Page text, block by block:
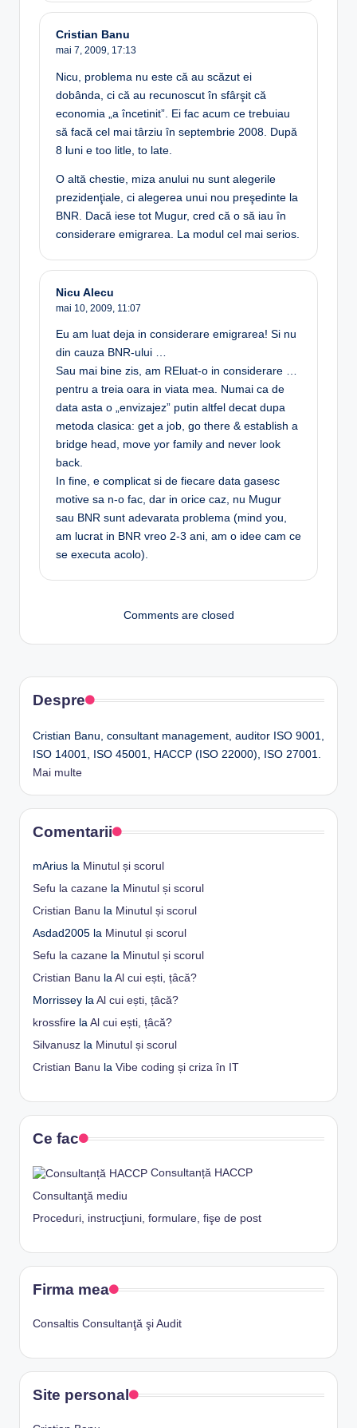
Cristian Banu
mai 7, 2009, 17:13
Nicu, problema nu este că au scăzut ei
dobânda, ci că au recunoscut în sfârşit că
economia „a încetinit”. Ei fac acum ce trebuiau
să facă cel mai târziu în septembrie 2008. După
8 luni e too litle, to late.
O altă chestie, miza anului nu sunt alegerile
prezidenţiale, ci alegerea unui nou preşedinte la
BNR. Dacă iese tot Mugur, cred că o să iau în
considerare emigrarea. La modul cel mai serios.
Nicu Alecu
mai 10, 2009, 11:07
Eu am luat deja in considerare emigrarea! Si nu
din cauza BNR-ului …
Sau mai bine zis, am REluat-o in considerare …
pentru a treia oara in viata mea. Numai ca de
data asta o „envizajez” putin altfel decat dupa
metoda clasica: get a job, go there & establish a
bridge head, move yor family and never look
back.
In fine, e complicat si de fiecare data gasesc
motive sa n-o fac, dar in orice caz, nu Mugur
sau BNR sunt adevarata problema (mind you,
am lucrat in BNR vreo 2-3 ani, am o idee cam ce
se executa acolo).
Comments are closed
Despre
Cristian Banu, consultant management, auditor ISO 9001,
ISO 14001, ISO 45001, HACCP (ISO 22000), ISO 27001.
Mai multe
Comentarii
mArius la Minutul și scorul
Sefu la cazane la Minutul și scorul
Cristian Banu la Minutul și scorul
Asdad2005 la Minutul și scorul
Sefu la cazane la Minutul și scorul
Cristian Banu la Al cui ești, țâcă?
Morrissey la Al cui ești, țâcă?
krossfire la Al cui ești, țâcă?
Silvanusz la Minutul și scorul
Cristian Banu la Vibe coding și criza în IT
Ce fac
Consultanță HACCP
Consultanţă mediu
Proceduri, instrucţiuni, formulare, fişe de post
Firma mea
Consaltis Consultanţă şi Audit
Site personal